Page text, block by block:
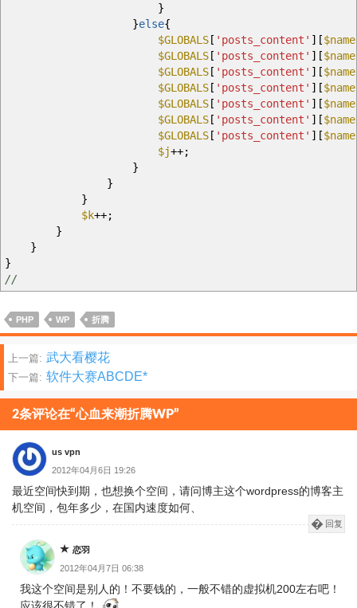
}
}else{
$GLOBALS [ 'posts_content' ] [$name
$GLOBALS [ 'posts_content' ] [$name
$GLOBALS [ 'posts_content' ] [$name
$GLOBALS [ 'posts_content' ] [$name
$GLOBALS [ 'posts_content' ] [$name
$GLOBALS [ 'posts_content' ] [$name
$GLOBALS [ 'posts_content' ] [$name
$j++;
}
}
}
$k++;
}
}
}
//
PHP WP 折腾
文
章
分
页
上一篇: 武大看樱花
下一篇: 软件大赛ABCDE*
2条评论在“心血来潮折腾WP”
us vpn
2012年04月6日 19:26
最近空间快到期，也想换个空间，请问博主这个wordpress的博客主
机空间，包年多少，在国内速度如何、
回复
恋羽
2012年04月7日 06:38
我这个空间是别人的！不要钱的，一般不错的虚拟机200左右吧！
应该很不错了！